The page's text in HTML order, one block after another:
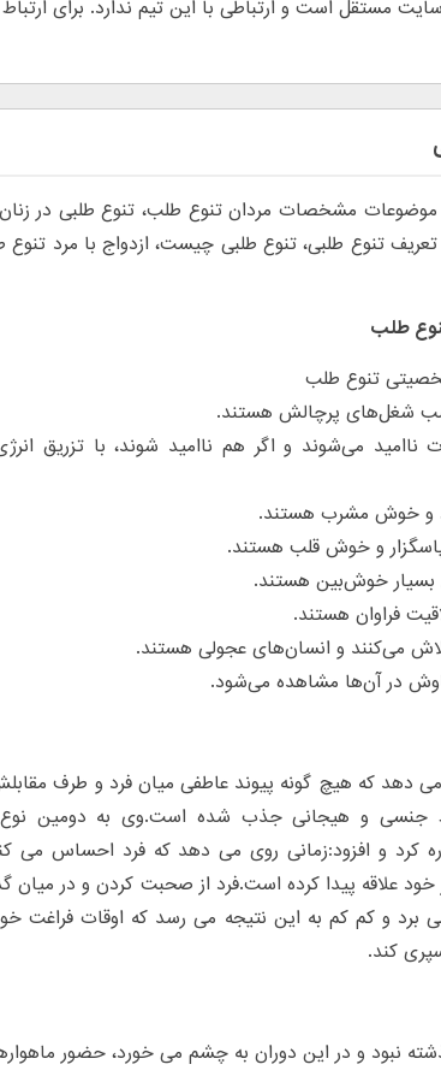
است و ارتباطی با این تیم ندارد. برای ارتباط
مشخصات مردان تنوع طلب، تنوع طلبی در
تعریف تنوع طلبی، تنوع طلبی چیست، ازدواج با مرد
طلب
تنوع طلب
شغل‌های پرچالش هستند.
ناامید می‌شوند و اگر هم ناامید شوند، با تزریق
خوش مشرب هستند.
و خوش قلب هستند.
خوش‌بین هستند.
فراوان هستند.
می‌کنند و انسان‌های عجولی هستند.
در آن‌ها مشاهده می‌شود.
دهد که هیچ گونه پیوند عاطفی میان فرد و طرف
جنسی و هیجانی جذب شده است.وی به دومین
کرد و افزود:زمانی روی می دهد که فرد احساس می
علاقه پیدا کرده است.فرد از صحبت کردن و در میان
و کم کم به این نتیجه می رسد که اوقات فراغت
کند.
نبود و در این دوران به چشم می خورد، حضور